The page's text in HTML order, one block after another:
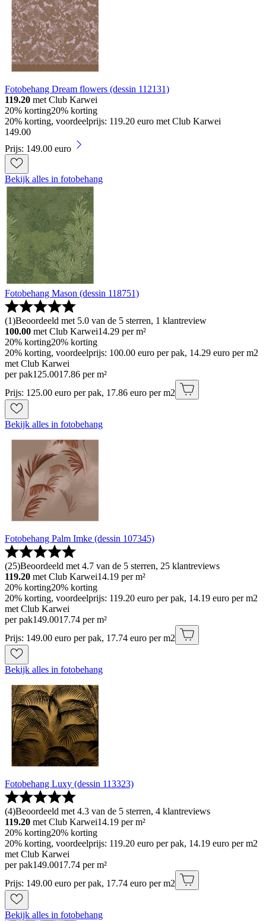
Fotobehang Dream flowers (dessin 112131)
119.20 met Club Karwei
20% korting20% korting
20% korting, voordeelprijs: 119.20 euro met Club Karwei
149.00
Prijs: 149.00 euro
Bekijk alles in fotobehang
Fotobehang Mason (dessin 118751)
(1)Beoordeeld met 5.0 van de 5 sterren, 1 klantreview
100.00 met Club Karwei14.29 per m²
20% korting20% korting
20% korting, voordeelprijs: 100.00 euro per pak, 14.29 euro per m2
met Club Karwei
per pak125.0017.86 per m²
Prijs: 125.00 euro per pak, 17.86 euro per m2
Bekijk alles in fotobehang
Fotobehang Palm Imke (dessin 107345)
(25)Beoordeeld met 4.7 van de 5 sterren, 25 klantreviews
119.20 met Club Karwei14.19 per m²
20% korting20% korting
20% korting, voordeelprijs: 119.20 euro per pak, 14.19 euro per m2
met Club Karwei
per pak149.0017.74 per m²
Prijs: 149.00 euro per pak, 17.74 euro per m2
Bekijk alles in fotobehang
Fotobehang Luxy (dessin 113323)
(4)Beoordeeld met 4.3 van de 5 sterren, 4 klantreviews
119.20 met Club Karwei14.19 per m²
20% korting20% korting
20% korting, voordeelprijs: 119.20 euro per pak, 14.19 euro per m2
met Club Karwei
per pak149.0017.74 per m²
Prijs: 149.00 euro per pak, 17.74 euro per m2
Bekijk alles in fotobehang